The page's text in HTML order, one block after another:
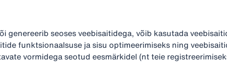
genereerib seoses veebisaitidega, võib kasutada
funktsionaalsuse ja sisu optimeerimiseks ning
vormidega seotud eesmärkidel (nt teie